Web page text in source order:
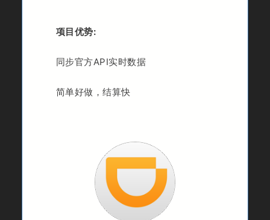
项目优势:
同步官方API实时数据
简单好做，结算快